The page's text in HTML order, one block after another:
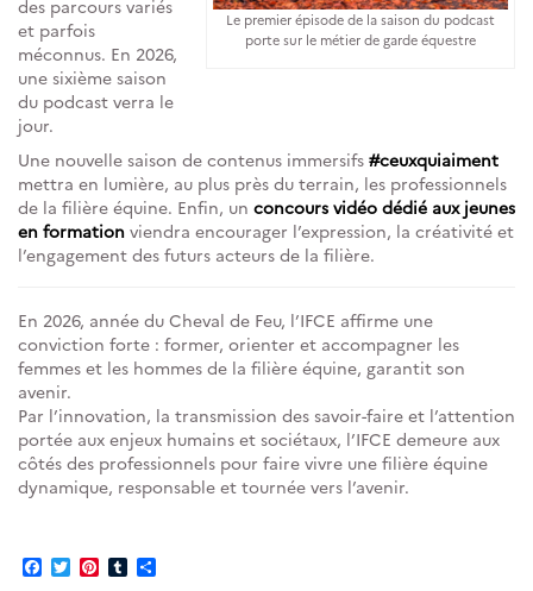
Le premier épisode de la saison du podcast
porte sur le métier de garde équestre
des parcours variés
et parfois
méconnus. En 2026,
une sixième saison
du podcast verra le
jour.
Une nouvelle saison de contenus immersifs #ceuxquiaiment
mettra en lumière, au plus près du terrain, les professionnels
de la filière équine. Enfin, un concours vidéo dédié aux jeunes
en formation viendra encourager l’expression, la créativité et
l’engagement des futurs acteurs de la filière.
En 2026, année du Cheval de Feu, l’IFCE affirme une
conviction forte : former, orienter et accompagner les
femmes et les hommes de la filière équine, garantit son
avenir.
Par l’innovation, la transmission des savoir-faire et l’attention
portée aux enjeux humains et sociétaux, l’IFCE demeure aux
côtés des professionnels pour faire vivre une filière équine
dynamique, responsable et tournée vers l’avenir.
Facebook
TwitterPinterest
Tumblr